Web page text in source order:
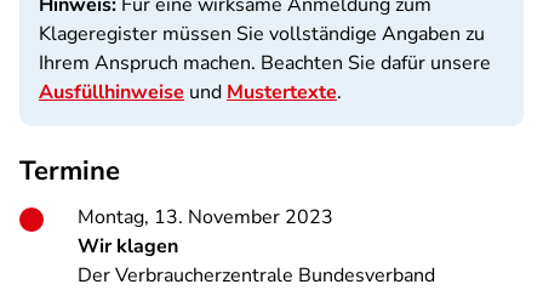
Klageregister müssen Sie vollständige Angaben zu
Ihrem Anspruch machen. Beachten Sie dafür unsere
Ausfüllhinweise und Mustertexte.
Termine
Montag, 13. November 2023
Wir klagen
Der Verbraucherzentrale Bundesverband